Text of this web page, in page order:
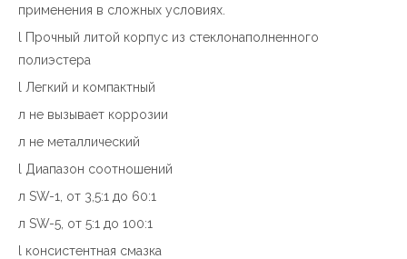
применения в сложных условиях.
l Прочный литой корпус из стеклонаполненного
полиэстера
l Легкий и компактный
л не вызывает коррозии
л не металлический
l Диапазон соотношений
л SW-1, от 3,5:1 до 60:1
л SW-5, от 5:1 до 100:1
l консистентная смазка